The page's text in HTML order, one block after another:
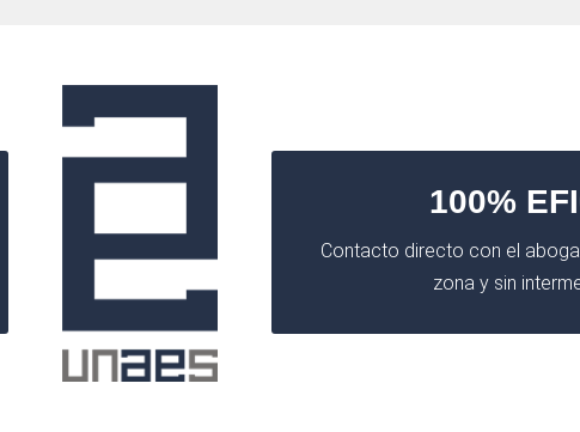
100%
Contacto directo con el
zona y sin